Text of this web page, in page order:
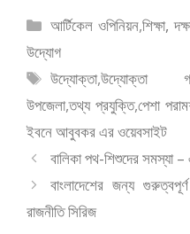
e
b
o
o
k
to
o
n
ai ar
বিভাগ
সমূহ
আর্টিকেল ওপিনিয়ন,শিক্ষা,
উদ্যোগ
ট্যাগ
সমূহ
উদ্যোক্তা,উদ্যোক্তা
উপজেলা,তথ্য প্রযুক্তি,পেশা
ইবনে আবুবকর এর ওয়েবসাইট
বালিকা পথ-শিশুদের সমস্যা
বাংলাদেশের জন্য
রাজনীতি সিরিজ